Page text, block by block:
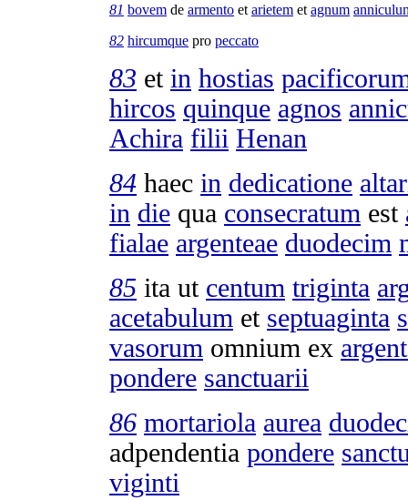
81 bovem de armento et arietem et agnum
82 hircumque pro peccato
83 et in hostias
hircos quinque agnos
Achira filii Henan
84 haec in dedicatione
in die qua consecratum est
fialae argenteae duodecim
85 ita ut centum triginta
acetabulum et septuaginta
vasorum omnium ex
pondere sanctuarii
86 mortariola aurea
adpendentia pondere
viginti